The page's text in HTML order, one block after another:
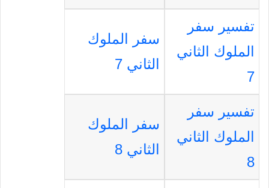
تفسير سفر
الملوك الثاني
7
سفر الملوك
الثاني 7
تفسير سفر
الملوك الثاني
8
سفر الملوك
الثاني 8